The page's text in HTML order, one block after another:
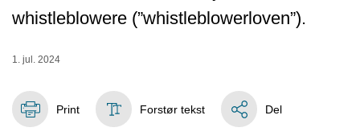
whistleblowere (”whistleblowerloven”).
1. jul. 2024
Print Forstør tekst Del